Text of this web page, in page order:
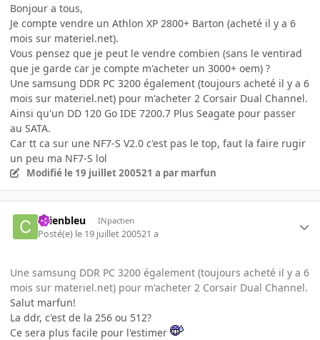
Bonjour a tous,
Je compte vendre un Athlon XP 2800+ Barton (acheté il y a 6
mois sur materiel.net).
Vous pensez que je peut le vendre combien (sans le ventirad
que je garde car je compte m'acheter un 3000+ oem) ?
Une samsung DDR PC 3200 également (toujours acheté il y a 6
mois sur materiel.net) pour m'acheter 2 Corsair Dual Channel.
Ainsi qu'un DD 120 Go IDE 7200.7 Plus Seagate pour passer
au SATA.
Car tt ca sur une NF7-S V2.0 c'est pas le top, faut la faire rugir
un peu ma NF7-S lol
Modifié le 19 juillet 200521 a par marfun
chienbleu INpactien
Posté(e) le 19 juillet 200521 a
Une samsung DDR PC 3200 également (toujours acheté il y a 6
mois sur materiel.net) pour m'acheter 2 Corsair Dual Channel.
Salut marfun!
La ddr, c'est de la 256 ou 512?
Ce sera plus facile pour l'estimer